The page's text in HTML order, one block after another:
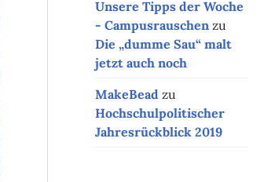
Unsere Tipps der Woche
- Campusrauschen zu
Die „dumme Sau“ malt
jetzt auch noch
MakeBead zu
Hochschulpolitischer
Jahresrückblick 2019